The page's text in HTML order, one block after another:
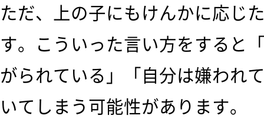
ただ、上の子にもけんかに応じ
す。こういった言い方をすると
がられている」「自分は嫌われ
いてしまう可能性があります。